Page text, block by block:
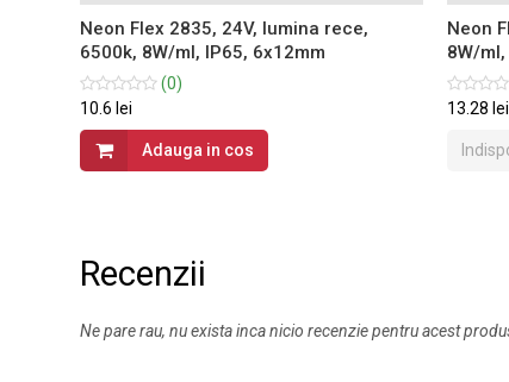
Neon Flex 2835, 24V, lumina rece,
6500k, 8W/ml, IP65, 6x12mm
(0)
10.6 lei
Adauga in cos
Neon
8W/
13.28 lei
Recenzii
Ne pare rau, nu exista inca nicio recenzie pentru acest